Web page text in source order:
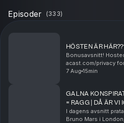
Episoder (333)
HÖSTEN ÄR
Bonusavsnitt!
acast.com/privacy
7 Aug 15min
GALNA
= RAGG | DÅ ÄR VI
I dagens avsnitt
Bruno Mars i